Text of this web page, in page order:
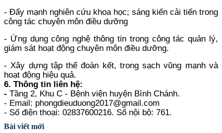
- Đẩy mạnh nghiên cứu khoa học; sáng kiến cải tiến trong
công tác chuyên môn điều dưỡng
- Ứng dụng công nghệ thông tin trong công tác quản lý,
giám sát hoạt động chuyên môn điều dưỡng.
- Xây dựng tập thể đoàn kết, trong sạch vũng mạnh và
hoạt động hiệu quả.
6. Thông tin liên hệ:
- Tầng 2, Khu C - Bệnh viện huyện Bình Chánh.
- Email: phongdieuduong2017@gmail.com
- Số điện thoại: 02837600216. Số nội bộ: 761.
Bài viết mới